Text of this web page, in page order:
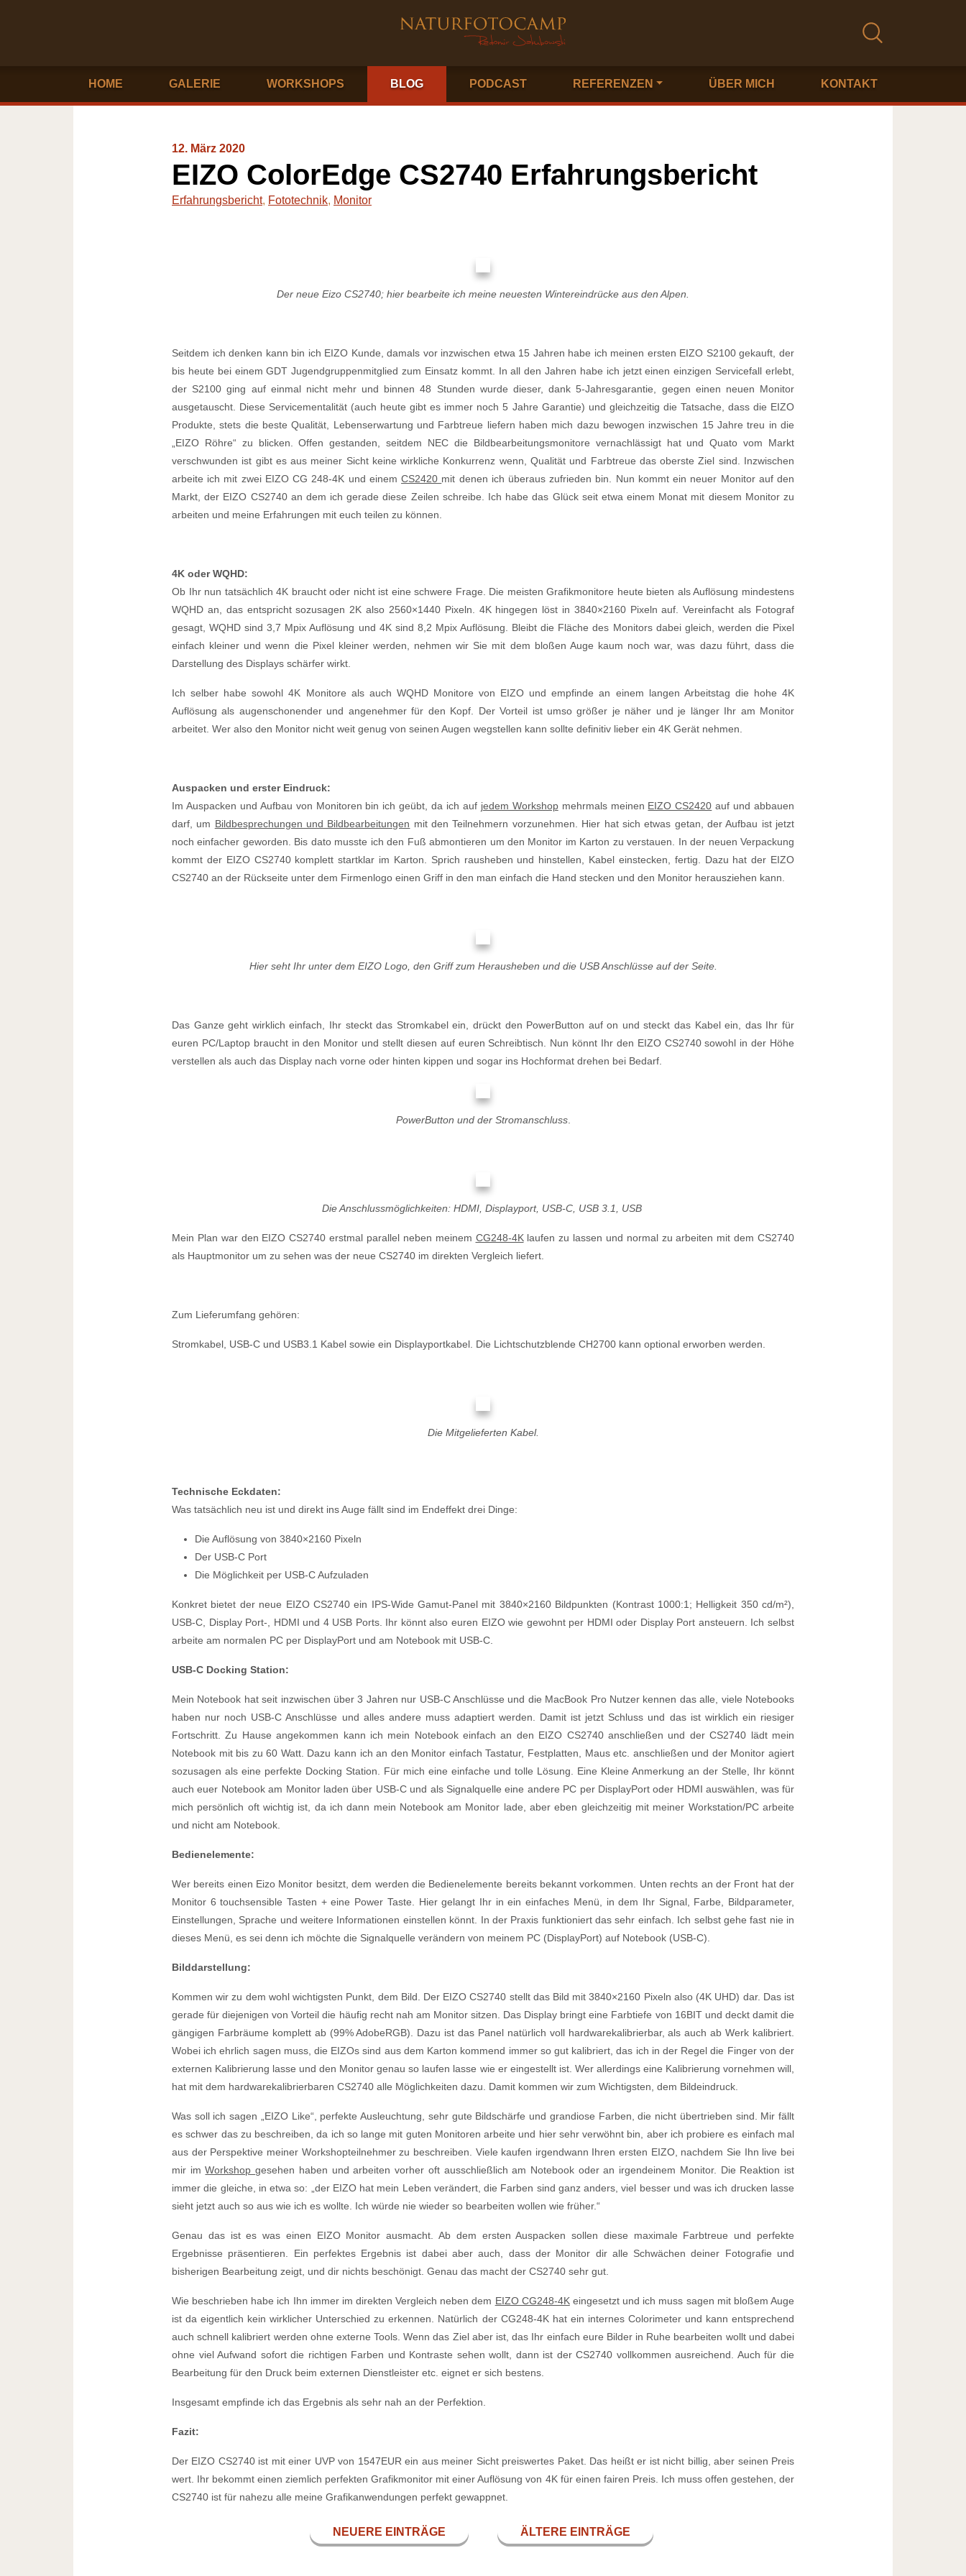
HOME GALERIE WORKSHOPS BLOG PODCAST REFERENZEN ÜBER MICH KONTAKT
12. März 2020
EIZO ColorEdge CS2740 Erfahrungsbericht
Erfahrungsbericht, Fototechnik, Monitor
Der neue Eizo CS2740; hier bearbeite ich meine neuesten Wintereindrücke aus den Alpen.
Seitdem ich denken kann bin ich EIZO Kunde, damals vor inzwischen etwa 15 Jahren habe ich meinen ersten EIZO S2100 gekauft, der
bis heute bei einem GDT Jugendgruppenmitglied zum Einsatz kommt. In all den Jahren habe ich jetzt einen einzigen Servicefall erlebt,
der S2100 ging auf einmal nicht mehr und binnen 48 Stunden wurde dieser, dank 5-Jahresgarantie, gegen einen neuen Monitor
ausgetauscht. Diese Servicementalität (auch heute gibt es immer noch 5 Jahre Garantie) und gleichzeitig die Tatsache, dass die EIZO
Produkte, stets die beste Qualität, Lebenserwartung und Farbtreue liefern haben mich dazu bewogen inzwischen 15 Jahre treu in die
„EIZO Röhre“ zu blicken. Offen gestanden, seitdem NEC die Bildbearbeitungsmonitore vernachlässigt hat und Quato vom Markt
verschwunden ist gibt es aus meiner Sicht keine wirkliche Konkurrenz wenn, Qualität und Farbtreue das oberste Ziel sind. Inzwischen
arbeite ich mit zwei EIZO CG 248-4K und einemCS2420 mit denen ich überaus zufrieden bin. Nun kommt ein neuer Monitor auf den
Markt, der EIZO CS2740 an dem ich gerade diese Zeilen schreibe. Ich habe das Glück seit etwa einem Monat mit diesem Monitor zu
arbeiten und meine Erfahrungen mit euch teilen zu können.
4K oder WQHD:
Ob Ihr nun tatsächlich 4K braucht oder nicht ist eine schwere Frage. Die meisten Grafikmonitore heute bieten als Auflösung mindestens
WQHD an, das entspricht sozusagen 2K also 2560×1440 Pixeln. 4K hingegen löst in 3840×2160 Pixeln auf. Vereinfacht als Fotograf
gesagt, WQHD sind 3,7 Mpix Auflösung und 4K sind 8,2 Mpix Auflösung. Bleibt die Fläche des Monitors dabei gleich, werden die Pixel
einfach kleiner und wenn die Pixel kleiner werden, nehmen wir Sie mit dem bloßen Auge kaum noch war, was dazu führt, dass die
Darstellung des Displays schärfer wirkt.
Ich selber habe sowohl 4K Monitore als auch WQHD Monitore von EIZO und empfinde an einem langen Arbeitstag die hohe 4K
Auflösung als augenschonender und angenehmer für den Kopf. Der Vorteil ist umso größer je näher und je länger Ihr am Monitor
arbeitet. Wer also den Monitor nicht weit genug von seinen Augen wegstellen kann sollte definitiv lieber ein 4K Gerät nehmen.
Auspacken und erster Eindruck:
Im Auspacken und Aufbau von Monitoren bin ich geübt, da ich auf jedem Workshopmehrmals meinen EIZO CS2420 auf und abbauen
darf, um Bildbesprechungen und Bildbearbeitungen mit den Teilnehmern vorzunehmen. Hier hat sich etwas getan, der Aufbau ist jetzt
noch einfacher geworden. Bis dato musste ich den Fuß abmontieren um den Monitor im Karton zu verstauen. In der neuen Verpackung
kommt der EIZO CS2740 komplett startklar im Karton. Sprich rausheben und hinstellen, Kabel einstecken, fertig. Dazu hat der EIZO
CS2740 an der Rückseite unter dem Firmenlogo einen Griff in den man einfach die Hand stecken und den Monitor herausziehen kann.
Hier seht Ihr unter dem EIZO Logo, den Griff zum Herausheben und die USB Anschlüsse auf der Seite.
Das Ganze geht wirklich einfach, Ihr steckt das Stromkabel ein, drückt den PowerButton auf on und steckt das Kabel ein, das Ihr für
euren PC/Laptop braucht in den Monitor und stellt diesen auf euren Schreibtisch. Nun könnt Ihr den EIZO CS2740 sowohl in der Höhe
verstellen als auch das Display nach vorne oder hinten kippen und sogar ins Hochformat drehen bei Bedarf.
PowerButton und der Stromanschluss.
Die Anschlussmöglichkeiten: HDMI, Displayport, USB-C, USB 3.1, USB
Mein Plan war den EIZO CS2740 erstmal parallel neben meinem CG248-4Klaufen zu lassen und normal zu arbeiten mit dem CS2740
als Hauptmonitor um zu sehen was der neue CS2740 im direkten Vergleich liefert.
Zum Lieferumfang gehören:
Stromkabel, USB-C und USB3.1 Kabel sowie ein Displayportkabel. Die Lichtschutzblende CH2700 kann optional erworben werden.
Die Mitgelieferten Kabel.
Technische Eckdaten:
Was tatsächlich neu ist und direkt ins Auge fällt sind im Endeffekt drei Dinge:
Die Auflösung von 3840×2160 Pixeln
Der USB-C Port
Die Möglichkeit per USB-C Aufzuladen
Konkret bietet der neue EIZO CS2740 ein IPS-Wide Gamut-Panel mit 3840×2160 Bildpunkten (Kontrast 1000:1; Helligkeit 350 cd/m²),
USB-C, Display Port-, HDMI und 4 USB Ports. Ihr könnt also euren EIZO wie gewohnt per HDMI oder Display Port ansteuern. Ich selbst
arbeite am normalen PC per DisplayPort und am Notebook mit USB-C.
USB-C Docking Station:
Mein Notebook hat seit inzwischen über 3 Jahren nur USB-C Anschlüsse und die MacBook Pro Nutzer kennen das alle, viele Notebooks
haben nur noch USB-C Anschlüsse und alles andere muss adaptiert werden. Damit ist jetzt Schluss und das ist wirklich ein riesiger
Fortschritt. Zu Hause angekommen kann ich mein Notebook einfach an den EIZO CS2740 anschließen und der CS2740 lädt mein
Notebook mit bis zu 60 Watt. Dazu kann ich an den Monitor einfach Tastatur, Festplatten, Maus etc. anschließen und der Monitor agiert
sozusagen als eine perfekte Docking Station. Für mich eine einfache und tolle Lösung. Eine Kleine Anmerkung an der Stelle, Ihr könnt
auch euer Notebook am Monitor laden über USB-C und als Signalquelle eine andere PC per DisplayPort oder HDMI auswählen, was für
mich persönlich oft wichtig ist, da ich dann mein Notebook am Monitor lade, aber eben gleichzeitig mit meiner Workstation/PC arbeite
und nicht am Notebook.
Bedienelemente:
Wer bereits einen Eizo Monitor besitzt, dem werden die Bedienelemente bereits bekannt vorkommen. Unten rechts an der Front hat der
Monitor 6 touchsensible Tasten + eine Power Taste. Hier gelangt Ihr in ein einfaches Menü, in dem Ihr Signal, Farbe, Bildparameter,
Einstellungen, Sprache und weitere Informationen einstellen könnt. In der Praxis funktioniert das sehr einfach. Ich selbst gehe fast nie in
dieses Menü, es sei denn ich möchte die Signalquelle verändern von meinem PC (DisplayPort) auf Notebook (USB-C).
Bilddarstellung:
Kommen wir zu dem wohl wichtigsten Punkt, dem Bild. Der EIZO CS2740 stellt das Bild mit 3840×2160 Pixeln also (4K UHD) dar. Das ist
gerade für diejenigen von Vorteil die häufig recht nah am Monitor sitzen. Das Display bringt eine Farbtiefe von 16BIT und deckt damit die
gängigen Farbräume komplett ab (99% AdobeRGB). Dazu ist das Panel natürlich voll hardwarekalibrierbar, als auch ab Werk kalibriert.
Wobei ich ehrlich sagen muss, die EIZOs sind aus dem Karton kommend immer so gut kalibriert, das ich in der Regel die Finger von der
externen Kalibrierung lasse und den Monitor genau so laufen lasse wie er eingestellt ist. Wer allerdings eine Kalibrierung vornehmen will,
hat mit dem hardwarekalibrierbaren CS2740 alle Möglichkeiten dazu. Damit kommen wir zum Wichtigsten, dem Bildeindruck.
Was soll ich sagen „EIZO Like“, perfekte Ausleuchtung, sehr gute Bildschärfe und grandiose Farben, die nicht übertrieben sind. Mir fällt
es schwer das zu beschreiben, da ich so lange mit guten Monitoren arbeite und hier sehr verwöhnt bin, aber ich probiere es einfach mal
aus der Perspektive meiner Workshopteilnehmer zu beschreiben. Viele kaufen irgendwann Ihren ersten EIZO, nachdem Sie Ihn live bei
mir imWorkshopgesehen haben und arbeiten vorher oft ausschließlich am Notebook oder an irgendeinem Monitor. Die Reaktion ist
immer die gleiche, in etwa so: „der EIZO hat mein Leben verändert, die Farben sind ganz anders, viel besser und was ich drucken lasse
sieht jetzt auch so aus wie ich es wollte. Ich würde nie wieder so bearbeiten wollen wie früher.“
Genau das ist es was einen EIZO Monitor ausmacht. Ab dem ersten Auspacken sollen diese maximale Farbtreue und perfekte
Ergebnisse präsentieren. Ein perfektes Ergebnis ist dabei aber auch, dass der Monitor dir alle Schwächen deiner Fotografie und
bisherigen Bearbeitung zeigt, und dir nichts beschönigt. Genau das macht der CS2740 sehr gut.
Wie beschrieben habe ich Ihn immer im direkten Vergleich neben dem EIZO CG248-4Keingesetzt und ich muss sagen mit bloßem Auge
ist da eigentlich kein wirklicher Unterschied zu erkennen. Natürlich der CG248-4K hat ein internes Colorimeter und kann entsprechend
auch schnell kalibriert werden ohne externe Tools. Wenn das Ziel aber ist, das Ihr einfach eure Bilder in Ruhe bearbeiten wollt und dabei
ohne viel Aufwand sofort die richtigen Farben und Kontraste sehen wollt, dann ist der CS2740 vollkommen ausreichend. Auch für die
Bearbeitung für den Druck beim externen Dienstleister etc. eignet er sich bestens.
Insgesamt empfinde ich das Ergebnis als sehr nah an der Perfektion.
Fazit:
Der EIZO CS2740 ist mit einer UVP von 1547EUR ein aus meiner Sicht preiswertes Paket. Das heißt er ist nicht billig, aber seinen Preis
wert. Ihr bekommt einen ziemlich perfekten Grafikmonitor mit einer Auflösung von 4K für einen fairen Preis. Ich muss offen gestehen, der
CS2740 ist für nahezu alle meine Grafikanwendungen perfekt gewappnet.
NEUERE EINTRÄGE ÄLTERE EINTRÄGE